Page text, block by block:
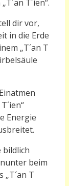
T´ien“.
dir vor,
in die Erde
„T´an T
Energie
bildlich
beim
„T´an T